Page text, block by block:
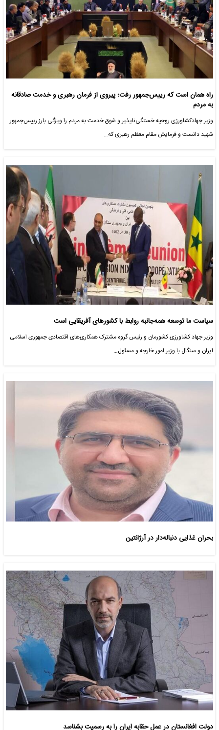
راه همان است که رییس‌جمهور رفت؛ پیروی از فرمان رهبری و خدمت صادقانه
به مردم
وزیر جهادکشاورزی روحیه خستگی‌ناپذیر و شوق خدمت به مردم را ویژگی بارز رییس‌جمهور
شهید دانست و فرمایش مقام معظم رهبری که…
سیاست ما توسعه همه‌جانبه روابط با کشورهای آفریقایی است
وزیر جهاد کشاورزی کشورمان و رئیس گروه مشترک همکاری‌های اقتصادی جمهوری اسلامی
ایران و سنگال با وزیر امور خارجه و مسئول…
بحران غذایی دنباله‌دار در آرژانتین
دولت افغانستان در عمل حقابه ایران را به رسمیت بشناسد